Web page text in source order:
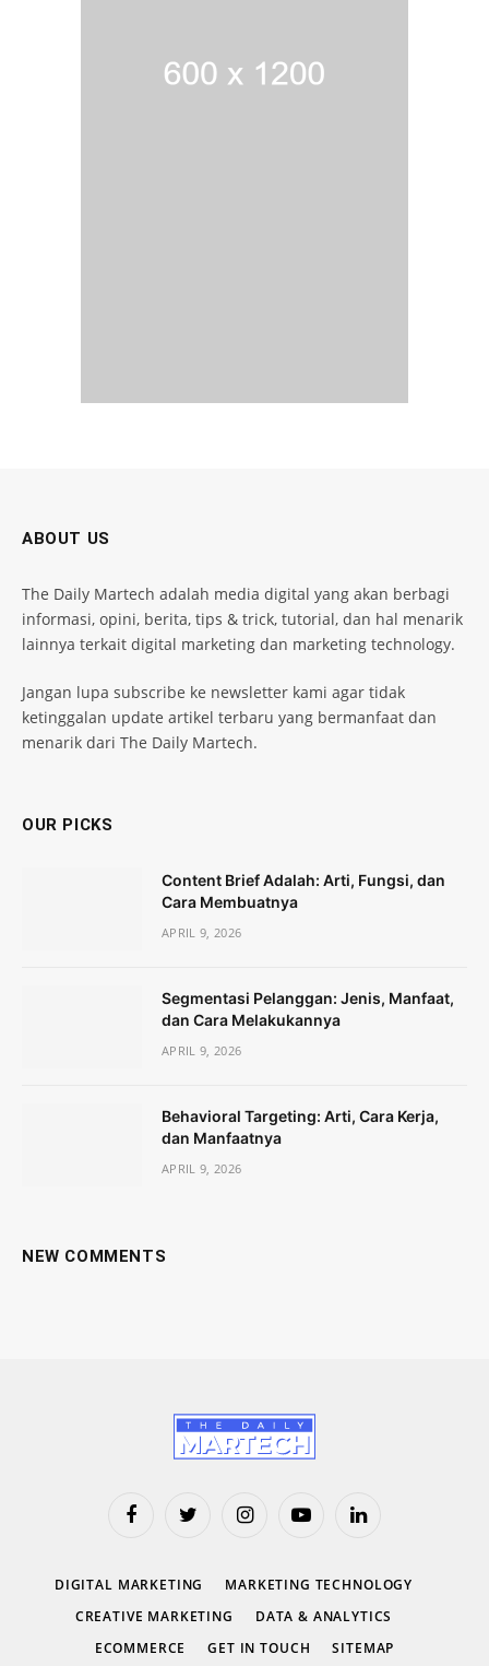
ABOUT US
The Daily Martech adalah media digital yang akan berbagi
informasi, opini, berita, tips & trick, tutorial, dan hal menarik
lainnya terkait digital marketing dan marketing technology.
Jangan lupa subscribe ke newsletter kami agar tidak
ketinggalan update artikel terbaru yang bermanfaat dan
menarik dari The Daily Martech.
OUR PICKS
Content Brief Adalah: Arti, Fungsi, dan
Cara Membuatnya
APRIL 9, 2026
Segmentasi Pelanggan: Jenis, Manfaat,
dan Cara Melakukannya
APRIL 9, 2026
Behavioral Targeting: Arti, Cara Kerja,
dan Manfaatnya
APRIL 9, 2026
NEW COMMENTS
FacebookTwitter InstagramYouTubeLinkedIn
DIGITAL MARKETING
MARKETING TECHNOLOGY
CREATIVE MARKETING
DATA & ANALYTICS
ECOMMERCE
GET IN TOUCH SITEMAP